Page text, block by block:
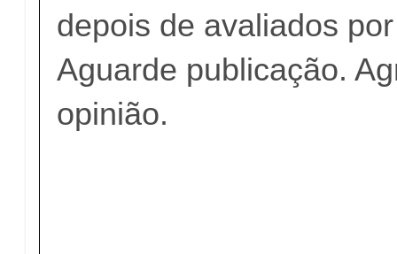
depois de avaliados
Aguarde publicação.
opinião.